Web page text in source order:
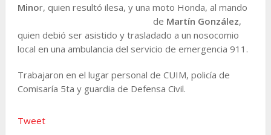
Minor, quien resultó ilesa, y una moto Honda, al mando
de Martín González,
quien debió ser asistido y trasladado a un nosocomio
local en una ambulancia del servicio de emergencia 911.
Trabajaron en el lugar personal de CUIM, policía de
Comisaría 5ta y guardia de Defensa Civil.
Tweet